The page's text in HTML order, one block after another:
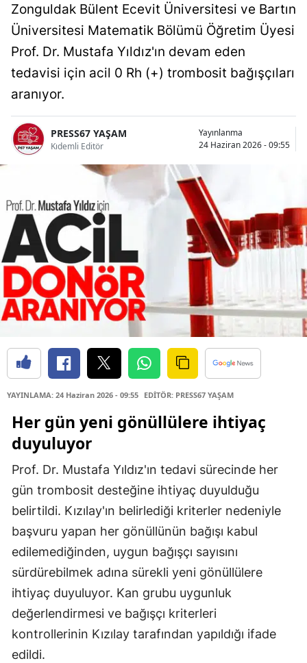
Zonguldak Bülent Ecevit Üniversitesi ve Bartın
Üniversitesi Matematik Bölümü Öğretim Üyesi
Prof. Dr. Mustafa Yıldız'ın devam eden
tedavisi için acil 0 Rh (+) trombosit bağışçıları
aranıyor.
PRESS67 YAŞAM
Kıdemli Editör
Yayınlanma
24 Haziran 2026 - 09:55
YAYINLAMA: 24 Haziran 2026 - 09:55 EDİTÖR: PRESS67 YAŞAM
Her gün yeni gönüllülere ihtiyaç
duyuluyor
Prof. Dr. Mustafa Yıldız'ın tedavi sürecinde her
gün trombosit desteğine ihtiyaç duyulduğu
belirtildi. Kızılay'ın belirlediği kriterler nedeniyle
başvuru yapan her gönüllünün bağışı kabul
edilemediğinden, uygun bağışçı sayısını
sürdürebilmek adına sürekli yeni gönüllülere
ihtiyaç duyuluyor. Kan grubu uygunluk
değerlendirmesi ve bağışçı kriterleri
kontrollerinin Kızılay tarafından yapıldığı ifade
edildi.